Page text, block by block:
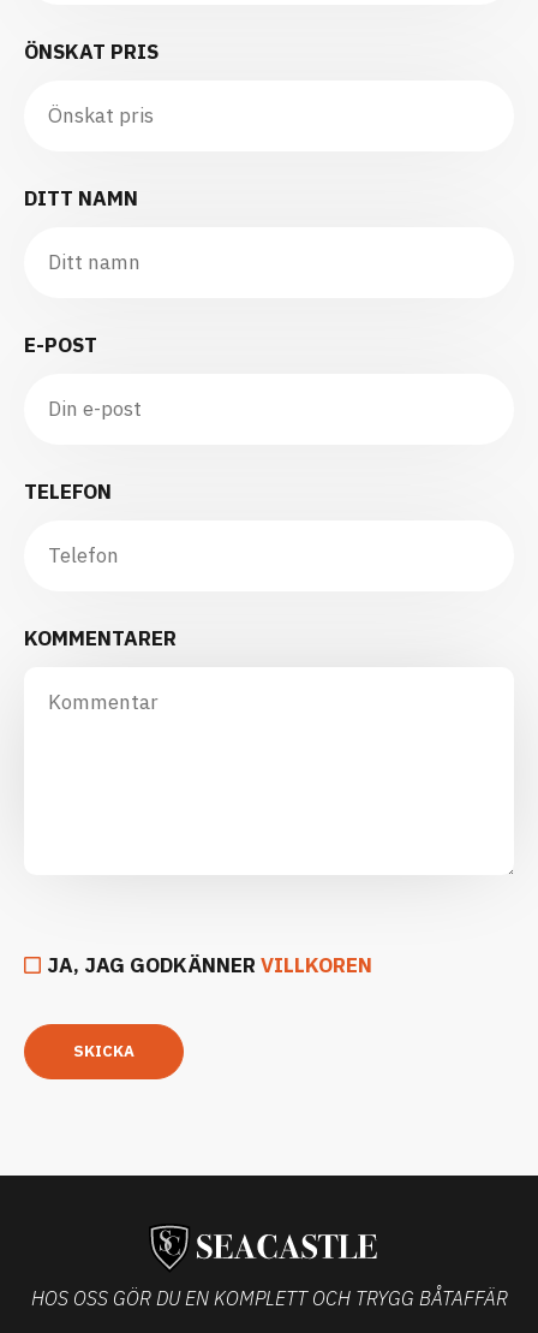
ÖNSKAT PRIS
DITT NAMN
E-POST
TELEFON
KOMMENTARER
JA, JAG GODKÄNNER VILLKOREN
SKICKA
HOS OSS GÖR DU EN KOMPLETT OCH TRYGG BÅTAFFÄR